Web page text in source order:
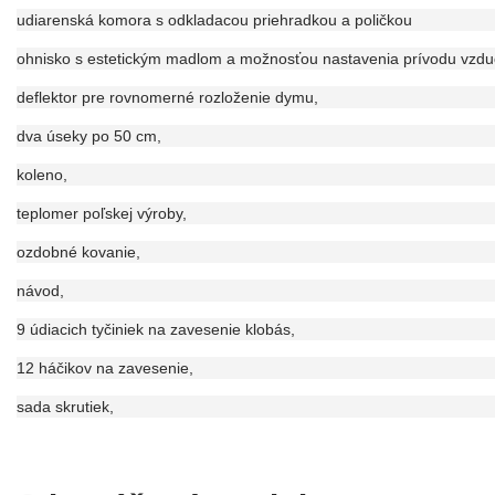
udiarenská komora s odkladacou priehradkou a poličkou
ohnisko s estetickým madlom a možnosťou nastavenia prívodu
deflektor pre rovnomerné rozloženie dymu,
dva úseky po 50 cm,
koleno,
teplomer poľskej výroby,
ozdobné kovanie,
návod,
9 údiacich tyčiniek na zavesenie klobás,
12 háčikov na zavesenie,
sada skrutiek,